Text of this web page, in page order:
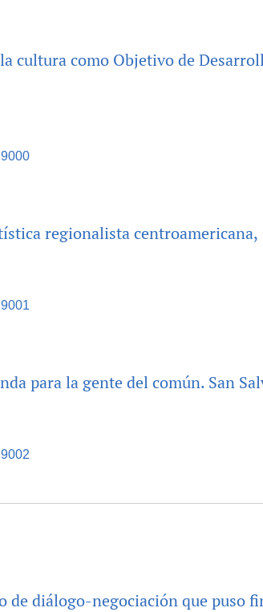
cultura como Objetivo de
regionalista
para la gente del común. San
de diálogo-negociación que puso